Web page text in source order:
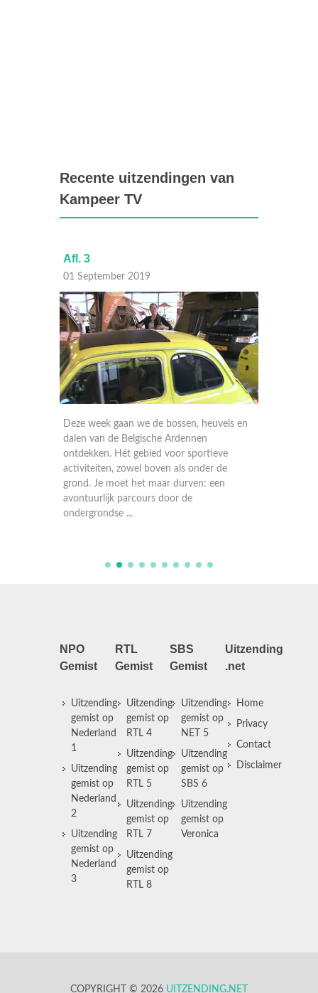
Recente uitzendingen van
Kampeer TV
Afl. 3
01 September 2019
Deze week gaan we de bossen, heuvels en
dalen van de Belgische Ardennen
ontdekken. Hét gebied voor sportieve
activiteiten, zowel boven als onder de
grond. Je moet het maar durven: een
avontuurlijk parcours door de
ondergrondse ...
NPO
Gemist
Uitzending
gemist op
Nederland
1
Uitzending
gemist op
Nederland
2
Uitzending
gemist op
Nederland
3
RTL
Gemist
Uitzending
gemist op
RTL 4
Uitzending
gemist op
RTL 5
Uitzending
gemist op
RTL 7
Uitzending
gemist op
RTL 8
SBS
Gemist
Uitzending
gemist op
NET 5
Uitzending
gemist op
SBS 6
Uitzending
gemist op
Veronica
Uitzending
.net
Home
Privacy
Contact
Disclaimer
COPYRIGHT © 2026 UITZENDING.NET